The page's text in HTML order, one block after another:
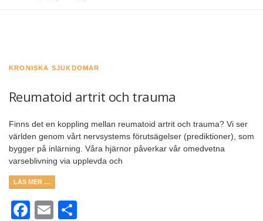
KRONISKA SJUKDOMAR
Reumatoid artrit och trauma
Finns det en koppling mellan reumatoid artrit och trauma? Vi ser
världen genom vårt nervsystems förutsägelser (prediktioner), som
bygger på inlärning. Våra hjärnor påverkar vår omedvetna
varseblivning via upplevda och
LÄS MER …
Facebook
Email